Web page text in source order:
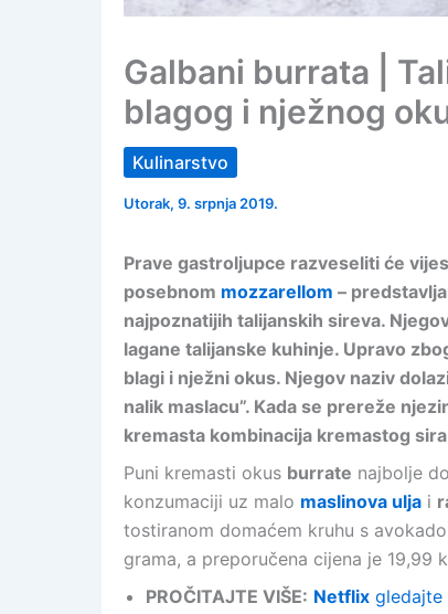
Galbani burrata |
blagog i nježnog
Kulinarstvo
Utorak, 9. srpnja 2019.
Prave gastroljupce razveseliti će
posebnom mozzarellom –
najpoznatijih talijanskih sireva.
lagane talijanske kuhinje. Upravo
blagi i nježni okus. Njegov naziv
nalik maslacu”. Kada se prereže
kremasta kombinacija kremastog
Puni kremasti okus burrate najbolje
konzumaciji uz malo maslinova ulja i
tostiranom domaćem kruhu s
grama, a preporučena cijena je 19,99
PROČITAJTE VIŠE: Netflix gledajte